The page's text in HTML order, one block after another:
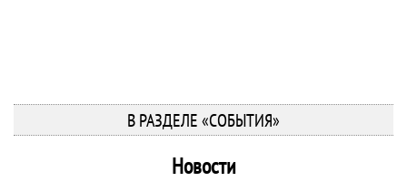
В РАЗДЕЛЕ «СОБЫТИЯ»
Новости